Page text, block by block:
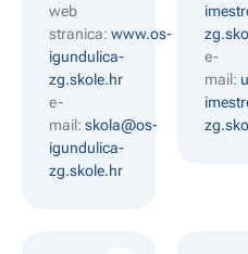
web
stranica: www.os-
igundulica-
zg.skole.hr
e-
mail: skola@os-
igundulica-
zg.skole.hr
e-
mail: